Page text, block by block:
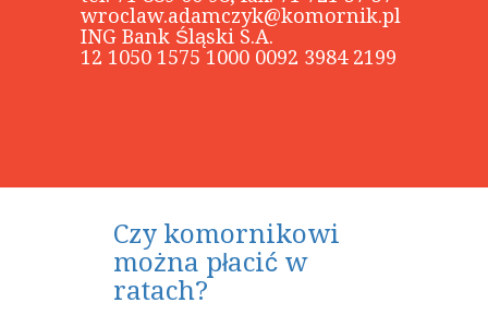
wroclaw.adamczyk@komornik.pl
ING Bank Śląski S.A.
12 1050 1575 1000 0092 3984 2199
Czy komornikowi
można płacić w
ratach?